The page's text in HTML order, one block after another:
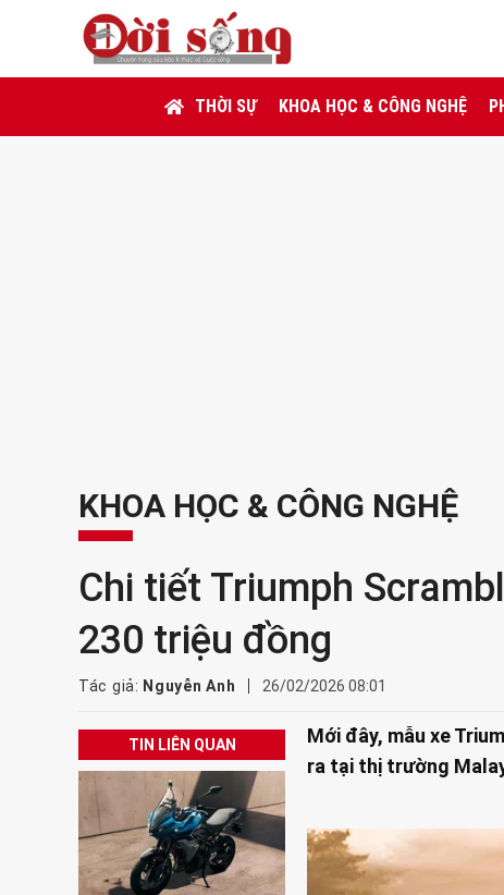
THỜI SỰ KHOA HỌC & CÔNG NGHỆ
KHOA HỌC & CÔNG NGHỆ
Chi tiết Triumph
230 triệu đồng
Tác giả: Nguyễn Anh 26/02/2026 08:01
TIN LIÊN QUAN
Mới đây, mẫu xe
ra tại thị trường